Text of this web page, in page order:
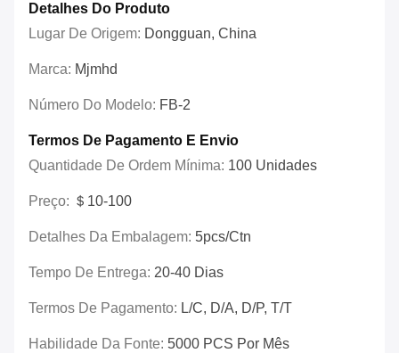
Detalhes Do Produto
Lugar De Origem: Dongguan, China
Marca: Mjmhd
Número Do Modelo: FB-2
Termos De Pagamento E Envio
Quantidade De Ordem Mínima: 100 Unidades
Preço: ＄10-100
Detalhes Da Embalagem: 5pcs/ctn
Tempo De Entrega: 20-40 Dias
Termos De Pagamento: L/C, D/A, D/P, T/T
Habilidade Da Fonte: 5000 PCS Por Mês